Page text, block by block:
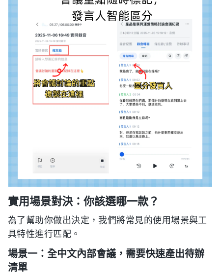
實用場景對決：你該選哪一款？
為了幫助你做出決定，我們將常見的使用場景與工
具特性進行匹配。
場景一：全中文內部會議，需要快速產出待辦
清單